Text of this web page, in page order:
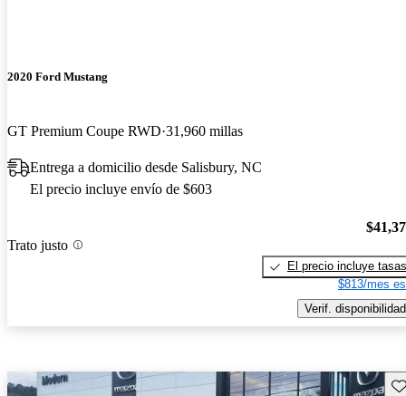
2020 Ford Mustang
GT Premium Coupe RWD 31,960 millas
Entrega a domicilio desde Salisbury, NC
El precio incluye envío de $603
Trato justo
El precio incluye tasas
$813/mes
Verif. disponibilidad